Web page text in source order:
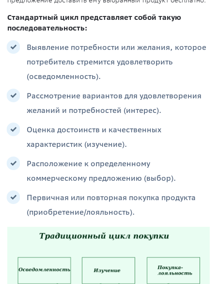
Стандартный цикл представляет собой такую
последовательность:
Выявление потребности или желания, которое
потребитель стремится удовлетворить
(осведомленность).
Рассмотрение вариантов для удовлетворения
желаний и потребностей (интерес).
Оценка достоинств и качественных
характеристик (изучение).
Расположение к определенному
коммерческому предложению (выбор).
Первичная или повторная покупка продукта
(приобретение/лояльность).